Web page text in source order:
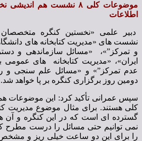
موضوعات کلی ۸ نشست هم
اطلاعات
دبیر علمی «نخستین کنگره
نشست های «مدیریت کتابخانه های
و تمرکز”»، «مسائل سازماندهی و
ایران»، «مدیریت کتابخانه های عمومی
عدم تمرکز”» و «مسائل علم سنجی و
دومین روز برگزاری کنگره بر پا خواهد شد.
سپس عمرانی تأکید کرد: این موضوعات
کلی هستند. برای مثال موضوع مدیریت
گسترده ای است که در این کنگره و آن
نمی توانیم حتی مسائل را درست مطرح
را برای این دو ساعت خیلی ریز و مشخص